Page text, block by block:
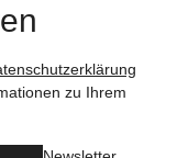
zu Ihrem